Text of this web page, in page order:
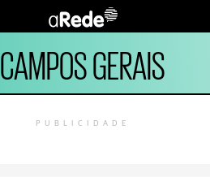
CAMPOS GERAIS
PUBLICIDADE